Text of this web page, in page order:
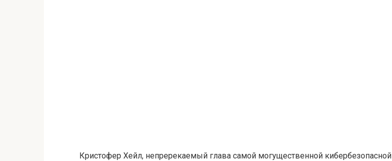
Кристофер Хейл, непререкаемый глава самой могущественной кибербезопасной